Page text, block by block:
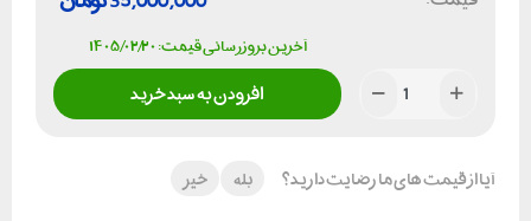
آخرین بروزرسانی قیمت: ۱۴۰۵/۰۲/۲۰
افزودن به سبد خرید
آیا از قیمت های ما رضایت دارید؟ بله خیر